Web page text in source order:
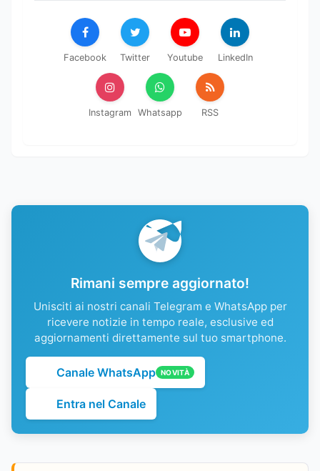
Facebook Twitter Youtube LinkedIn
Instagram Whatsapp RSS
Rimani sempre aggiornato!
Unisciti ai nostri canali Telegram e WhatsApp per
ricevere notizie in tempo reale, esclusive ed
aggiornamenti direttamente sul tuo smartphone.
Canale WhatsApp NOVITÀ
Entra nel Canale